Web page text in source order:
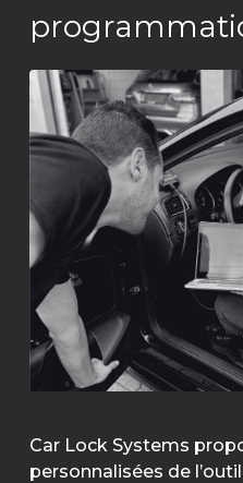
Car Lock Systems
personnalisées de